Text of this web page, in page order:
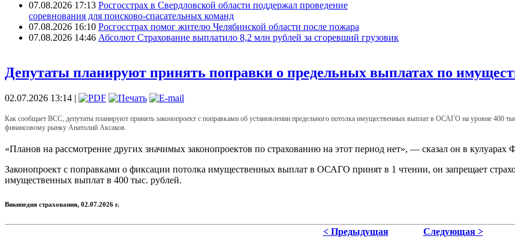
07.08.2026 17:13 Росгосстрах в Свердловской области поддержал проведение
соревнования для поисково‑спасательных команд
07.08.2026 16:10 Росгосстрах помог жителю Челябинской области после пожара
07.08.2026 14:46 Абсолют Страхование выплатило 8,2 млн рублей за сгоревший грузовик
Депутаты планируют принять поправки о предельных выплатах по
02.07.2026 13:14 |
Как сообщает ВСС, депутаты планируют принять законопроект с поправками об установлении предельного потолка имущественных выплат в ОСАГО на уровне 400
финансовому рынку Анатолий Аксаков.
«Планов на рассмотрение других значимых законопроектов по страхованию на этот период нет», — сказал он в кулуарах
Законопроект с поправками о фиксации потолка имущественных выплат в ОСАГО принят в 1 чтении, он запрещает
имущественных выплат в 400 тыс. рублей.
Википедия страхования, 02.07.2026 г.
< Предыдущая Следующая >